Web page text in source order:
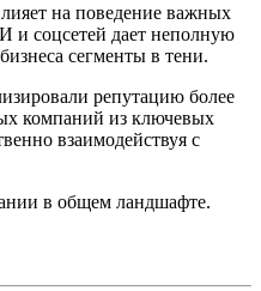
на поведение важных
соцсетей дает неполную
сегменты в тени.
репутацию более
компаний из ключевых
взаимодействуя с
в общем ландшафте.